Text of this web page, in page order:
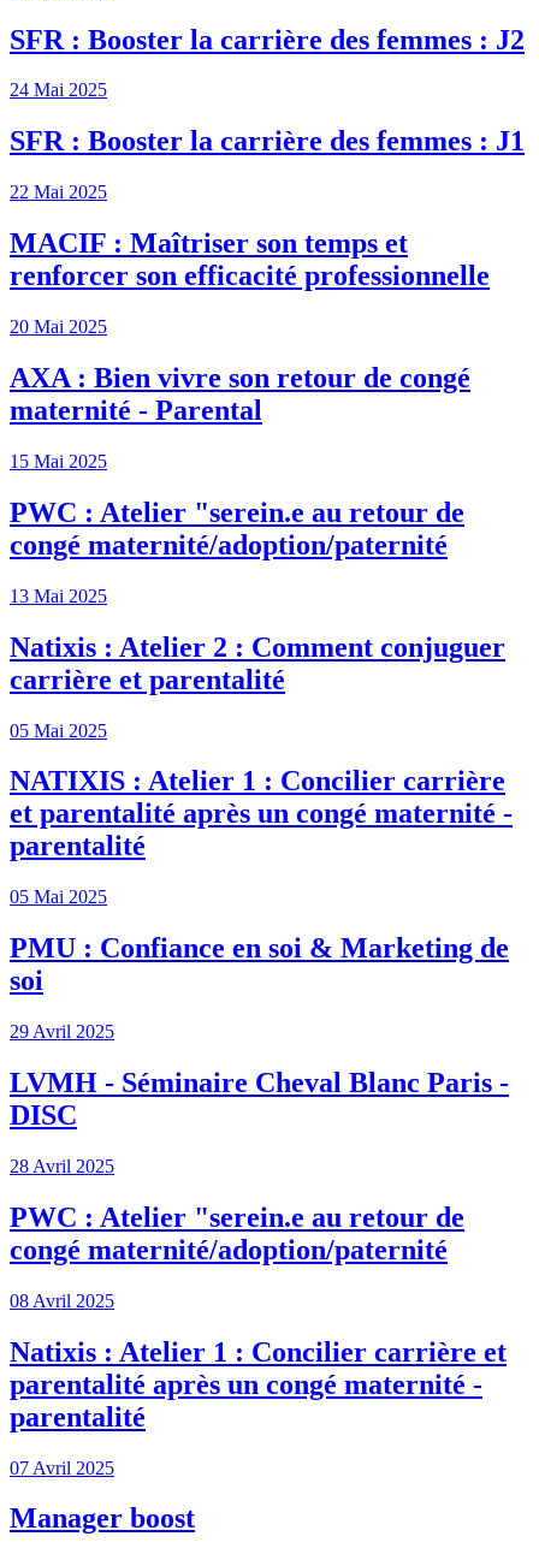
SFR : Booster la carrière des femmes : J2
24 Mai 2025
SFR : Booster la carrière des femmes : J1
22 Mai 2025
MACIF : Maîtriser son temps et
renforcer son efficacité professionnelle
20 Mai 2025
AXA : Bien vivre son retour de congé
maternité - Parental
15 Mai 2025
PWC : Atelier "serein.e au retour de
congé maternité/adoption/paternité
13 Mai 2025
Natixis : Atelier 2 : Comment conjuguer
carrière et parentalité
05 Mai 2025
NATIXIS : Atelier 1 : Concilier carrière
et parentalité après un congé maternité -
parentalité
05 Mai 2025
PMU : Confiance en soi & Marketing de
soi
29 Avril 2025
LVMH - Séminaire Cheval Blanc Paris -
DISC
28 Avril 2025
PWC : Atelier "serein.e au retour de
congé maternité/adoption/paternité
08 Avril 2025
Natixis : Atelier 1 : Concilier carrière et
parentalité après un congé maternité -
parentalité
07 Avril 2025
Manager boost